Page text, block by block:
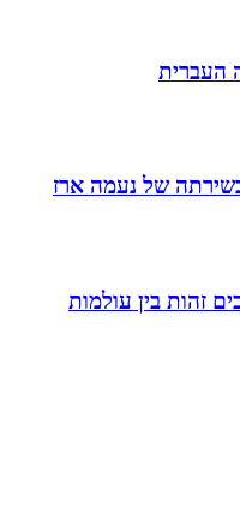
העברית
בשירתה של נעמה ארז
זהות בין עולמות